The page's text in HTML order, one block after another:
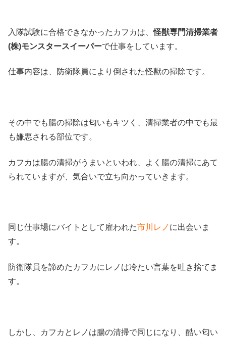
入隊試験に合格できなかったカフカは、怪獣専門清掃業者
(株)モンスタースイーパーで仕事をしています。
仕事内容は、防衛隊員により倒された怪獣の掃除です。
その中でも腸の掃除は匂いもキツく、清掃業者の中でも最
も嫌悪される部位です。
カフカは腸の清掃がうまいといわれ、よく腸の清掃にあて
られていますが、気合いで立ち向かっていきます。
同じ仕事場にバイトとして雇われた市川レノ に出会いま
す。
防衛隊員を諦めたカフカにレノは冷たい言葉を吐き捨てま
す。
しかし、カフカとレノは腸の清掃で同じになり、酷い匂い